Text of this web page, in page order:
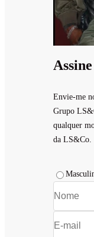
Envie-me
Grupo
qualquer
da LS&Co.